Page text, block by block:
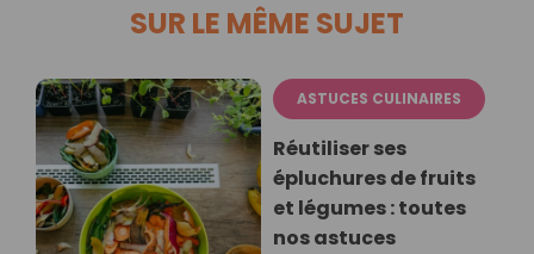
SUR LE MÊME SUJET
ASTUCES CULINAIRES
Réutiliser ses
épluchures de fruits
et légumes : toutes
nos astuces